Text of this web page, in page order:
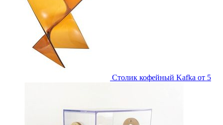
Столик кофейный Kafka от 5